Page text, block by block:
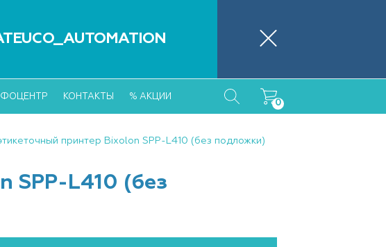
646 89 26
КОНТАКТЫ % АКЦИИ
0
принтер Bixolon SPP-L410 (без подложки)
SPP-L410 (без